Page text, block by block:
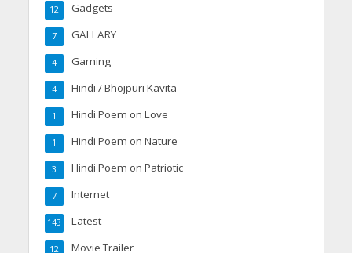
Gadgets
12
GALLARY
7
Gaming
4
Hindi / Bhojpuri Kavita
4
Hindi Poem on Love
1
Hindi Poem on Nature
1
Hindi Poem on Patriotic
3
Internet
7
Latest
143
Movie Trailer
12